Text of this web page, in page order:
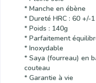
* Manche en ébène
* Dureté HRC : 60 +/-1
* Poids : 140g
* Parfaitement
* Inoxydable
* Saya (fourreau) en
couteau
* Garantie à vie